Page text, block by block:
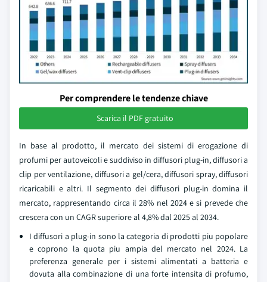
Per comprendere le tendenze chiave
Scarica il PDF gratuito
In base al prodotto, il mercato dei sistemi di erogazione di
profumi per autoveicoli e suddiviso in diffusori plug-in, diffusori a
clip per ventilazione, diffusori a gel/cera, diffusori spray, diffusori
ricaricabili e altri. Il segmento dei diffusori plug-in domina il
mercato, rappresentando circa il 28% nel 2024 e si prevede che
crescera con un CAGR superiore al 4,8% dal 2025 al 2034.
I diffusori a plug-in sono la categoria di prodotti piu popolare
e coprono la quota piu ampia del mercato nel 2024. La
preferenza generale per i sistemi alimentati a batteria e
dovuta alla combinazione di una forte intensita di profumo,